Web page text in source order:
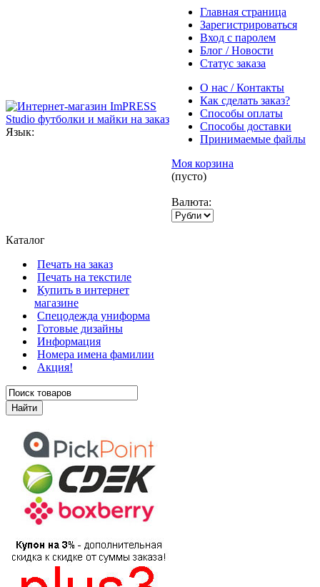
Язык:
Главная страница
Зарегистрироваться
Вход с паролем
Блог / Новости
Статус заказа
О нас / Контакты
Как сделать заказ?
Способы оплаты
Способы доставки
Принимаемые файлы
Моя корзина
(пусто)
Валюта:
Каталог
Печать на заказ
Печать на текстиле
Купить в интернет
магазине
Cпецодежда униформа
Готовые дизайны
Информация
Номера имена фамилии
Акция!